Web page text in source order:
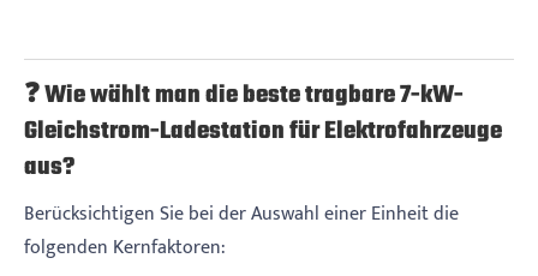
❓ Wie wählt man die beste tragbare 7-kW-
Gleichstrom-Ladestation für Elektrofahrzeuge
aus?
Berücksichtigen Sie bei der Auswahl einer Einheit die
folgenden Kernfaktoren: